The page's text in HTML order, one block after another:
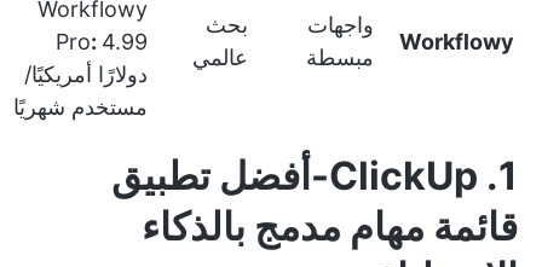
Workflowy
واجهات
مبسطة
بحث
عالمي
Workflowy
Pro: 4.99
دولارًا أمريكيًا/
مستخدم شهريًا
1. ClickUp-أفضل تطبيق
قائمة مهام مدمج بالذكاء